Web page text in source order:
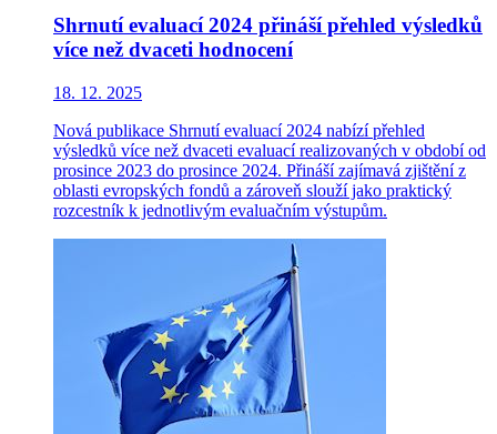
Shrnutí evaluací 2024 přináší přehled výsledků
více než dvaceti hodnocení
18. 12. 2025
Nová publikace Shrnutí evaluací 2024 nabízí přehled
výsledků více než dvaceti evaluací realizovaných v období od
prosince 2023 do prosince 2024. Přináší zajímavá zjištění z
oblasti evropských fondů a zároveň slouží jako praktický
rozcestník k jednotlivým evaluačním výstupům.